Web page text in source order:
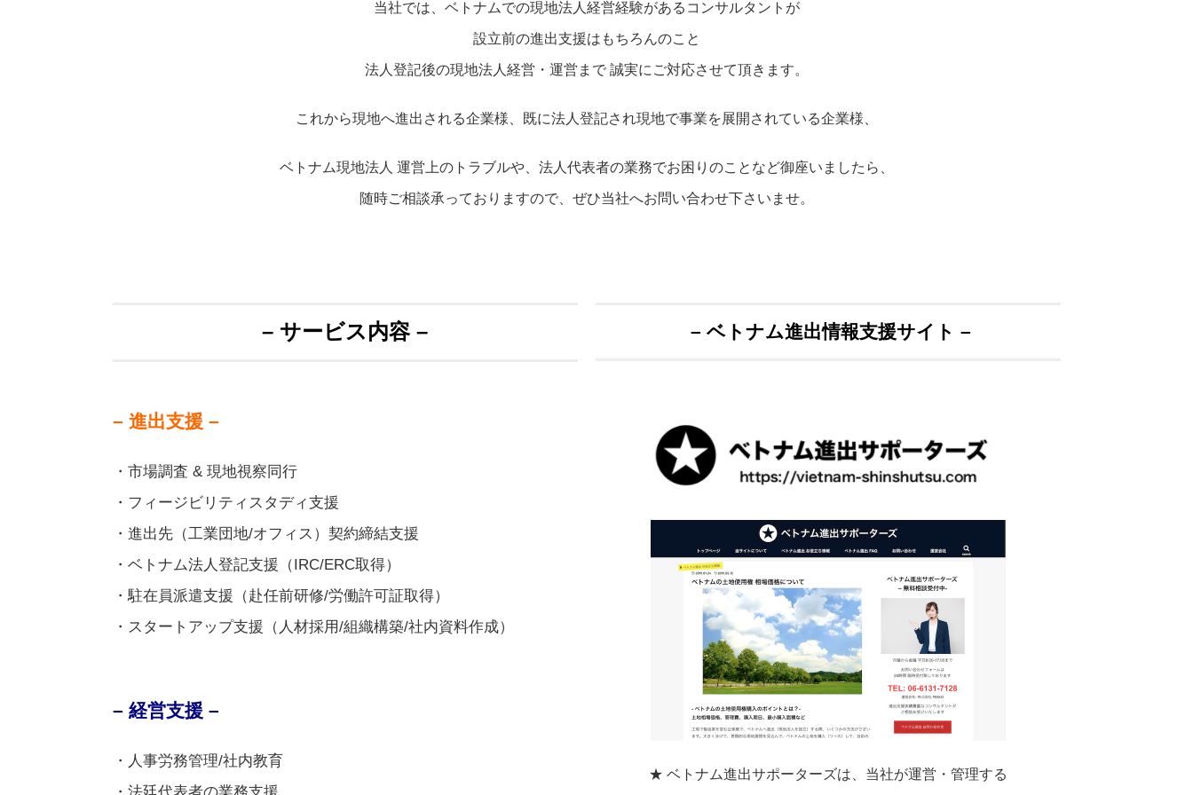
当社では、ベトナムでの現地法人経営経験があるコンサルタントが
設立前の進出支援はもちろんのこと
法人登記後の現地法人経営・運営まで 誠実にご対応させて頂きます。
これから現地へ進出される企業様、既に法人登記され現地で事業を展開されている企業様、
ベトナム現地法人 運営上のトラブルや、法人代表者の業務でお困りのことなど御座いましたら、
随時ご相談承っておりますので、ぜひ当社へお問い合わせ下さいませ。
– サービス内容 –
– 進出支援 –
・市場調査 & 現地視察同行
・フィージビリティスタディ支援
・進出先（工業団地/オフィス）契約締結支援
・ベトナム法人登記支援 （IRC/ERC取得）
・駐在員派遣支援（赴任前研修/労働許可証取得）
・スタートアップ支援（人材採用/組織構築/社内資料作成）
– 経営支援 –
・人事労務管理/社内教育
・法廷代表者の業務支援
– ベトナム進出情報支援サイト –
★ ベトナム進出サポーターズは、 当社が運営・管理する